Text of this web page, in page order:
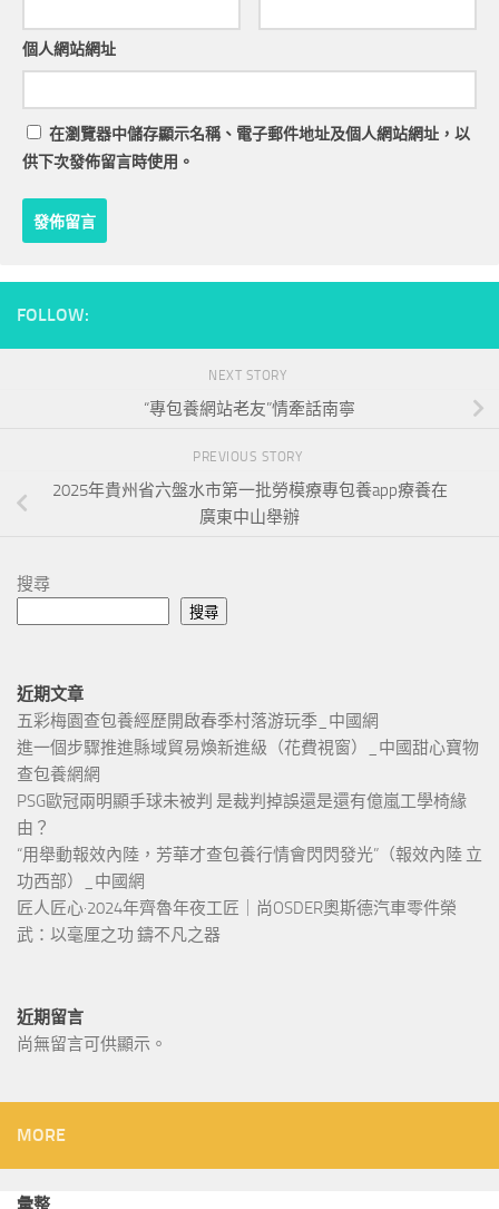
個人網站網址
在瀏覽器中儲存顯示名稱、電子郵件地址及個人網站網址，以
供下次發佈留言時使用。
FOLLOW:
NEXT STORY
“專包養網站老友”情牽話南寧
PREVIOUS STORY
2025年貴州省六盤水市第一批勞模療專包養app療養在
廣東中山舉辦
搜尋
搜尋
近期文章
五彩梅園查包養經歷開啟春季村落游玩季_中國網
進一個步驟推進縣域貿易煥新進級（花費視窗）_中國甜心寶物
查包養網網
PSG歐冠兩明顯手球未被判 是裁判掉誤還是還有億嵐工學椅緣
由？
“用舉動報效內陸，芳華才查包養行情會閃閃發光”（報效內陸 立
功西部）_中國網
匠人匠心·2024年齊魯年夜工匠｜尚OSDER奧斯德汽車零件榮
武：以毫厘之功 鑄不凡之器
近期留言
尚無留言可供顯示。
MORE
彙整